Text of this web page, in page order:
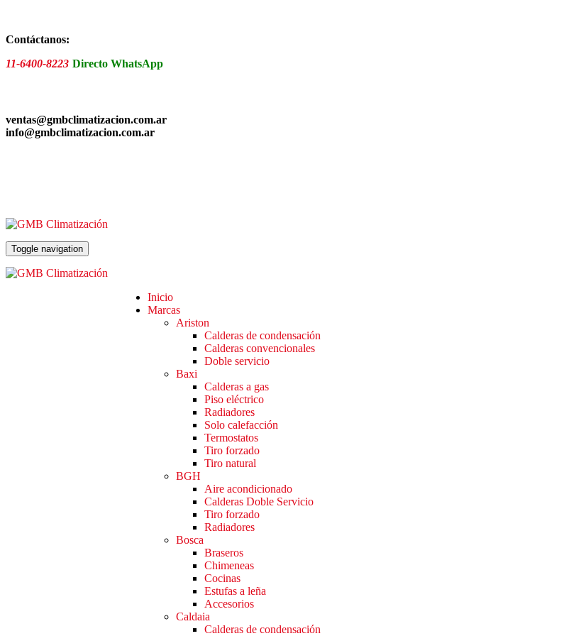
the
Contáctanos:
11-6400-8223 Directo WhatsApp
ventas@gmbclimatizacion.com.ar
info@gmbclimatizacion.com.ar
Toggle navigation
Inicio
Marcas
Ariston
Calderas de condensación
Calderas convencionales
Doble servicio
Baxi
Calderas a gas
Piso eléctrico
Radiadores
Solo calefacción
Termostatos
Tiro forzado
Tiro natural
BGH
Aire acondicionado
Calderas Doble Servicio
Tiro forzado
Radiadores
Bosca
Braseros
Chimeneas
Cocinas
Estufas a leña
Accesorios
Caldaia
Calderas de condensación